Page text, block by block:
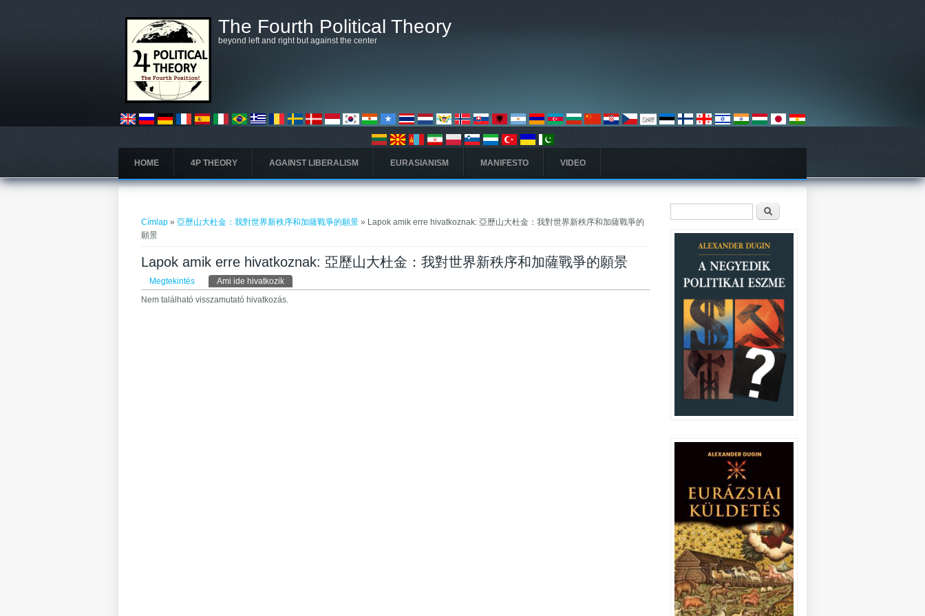
The Fourth Political Theory
beyond left and right but against the center
HOME 4P THEORY AGAINST LIBERALISM EURASIANISM MANIFESTO VIDEO
Címlap »亞歷山大杜金：我對世界新秩序和加薩戰爭的願景 » Lapok amik erre hivatkoznak: 亞歷山大杜金：我對世界新秩序和加薩戰爭的
願景
Lapok amik erre hivatkoznak: 亞歷山大杜金：我對世界新秩序和加薩戰爭的願景
Elsődleges fülek
Megtekintés Ami ide hivatkozik
Nem található visszamutató hivatkozás.
Keresés űrlap